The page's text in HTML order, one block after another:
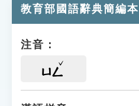
教育部國語辭典簡編本
注音：
ㄩㄥ